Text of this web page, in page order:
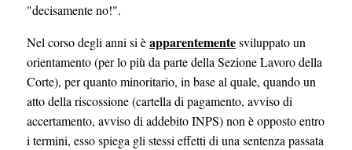
"decisamente no!".
Nel corso degli anni si èapparentementesviluppato un
orientamento (per lo più da parte della Sezione Lavoro della
Corte), per quanto minoritario, in base al quale, quando un
atto della riscossione (cartella di pagamento, avviso di
accertamento, avviso di addebito INPS) non è opposto entro
i termini, esso spiega gli stessi effetti di una sentenza passata